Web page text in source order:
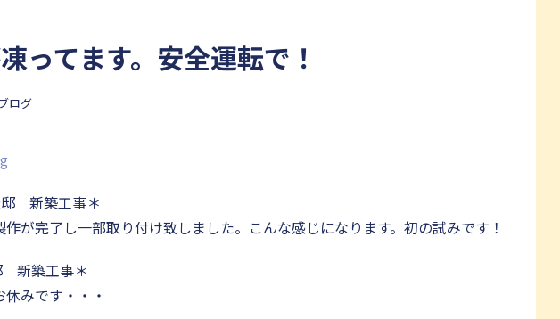
ってます。安全運転で！
ログ
邸 新築工事＊
作が完了し一部取り付け致しました。こんな感じになります。初の試みです！
新築工事＊
みです・・・